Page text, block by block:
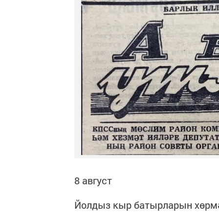
8 август
Йолдыз кыр батырларын